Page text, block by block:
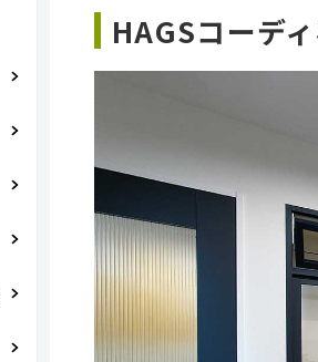
HAGSコーデ